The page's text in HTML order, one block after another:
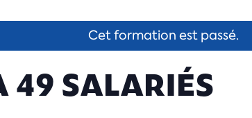
Cet formation est passé.
49 SALARIÉS